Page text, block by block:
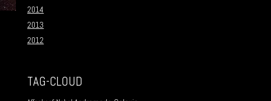
2014
2013
2012
TAG-CLOUD